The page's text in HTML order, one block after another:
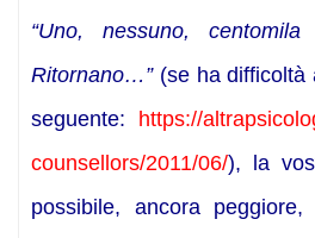
“Uno, nessuno,
Ritornano…” (se ha
seguente: https://
counsellors/2011/06/), la
possibile, ancora